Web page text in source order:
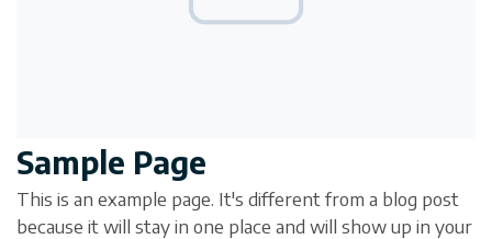
Sample Page
This is an example page. It's different from a blog post
because it will stay in one place and will show up in your